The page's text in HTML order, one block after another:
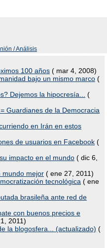
/ Análisis
100 años ( mar 4, 2008)
bajo un mismo marco (
Dejemos la hipocresía...
(
Guardianes de la Democracia
en Irán en estos
de usuarios en Facebook (
impacto en el mundo ( dic 6,
mundo mejor ( ene 27, 2011)
tecnológica ( ene
brasileña ante red de
con buenos precios e
2011)
la blogosfera... (actualizado) (